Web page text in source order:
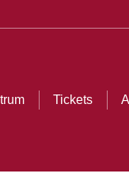
Tickets
Tickets